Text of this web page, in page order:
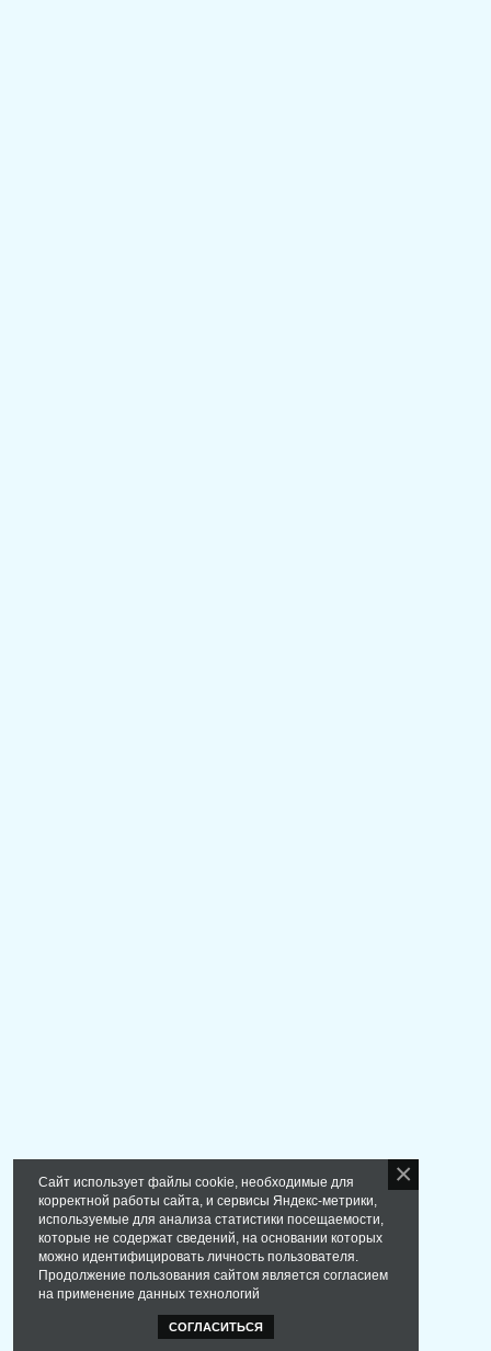
Сайт использует файлы cookie, необходимые для
корректной работы сайта, и сервисы Яндекс-метрики,
используемые для анализа статистики посещаемости,
которые не содержат сведений, на основании которых
можно идентифицировать личность пользователя.
Продолжение пользования сайтом является согласием
на применение данных технологий
СОГЛАСИТЬСЯ